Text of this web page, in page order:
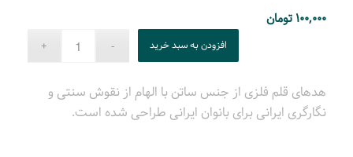
۱۰۰,۰۰۰ تومان
افزودن به سبد خرید
هدهای قلم فلزی از جنس ساتن با الهام از نقوش سنتی و
نگارگری ایرانی برای بانوان ایرانی طراحی شده است.